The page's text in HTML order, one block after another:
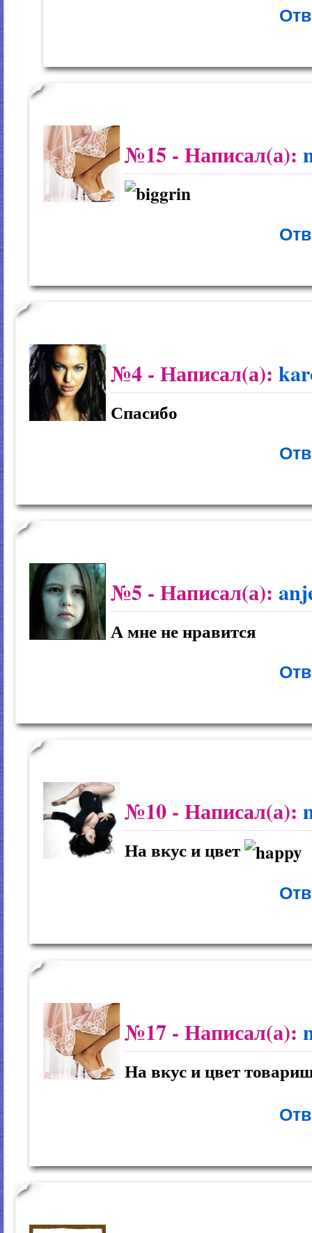
№15 - Написал(а):
№4 - Написал(а):
Спасибо
№5 - Написал(а):
А мне не нравится
№10 - Написал(а):
На вкус и цвет
№17 - Написал(а):
На вкус и цвет